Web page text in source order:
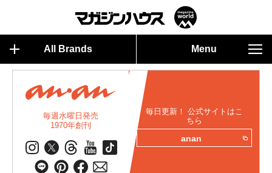
All Brands Menu
毎週水曜日発売
1970年創刊
毎日更新！ 公式サイトはこ
ちら
anan